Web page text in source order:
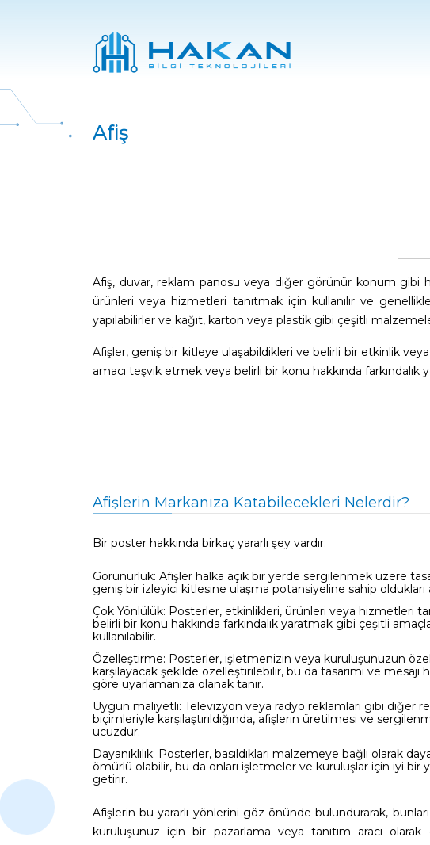
Afiş
Afiş, duvar, reklam panosu veya diğer görünür konum gibi
ürünleri veya hizmetleri tanıtmak için kullanılır ve
yapılabilirler ve kağıt, karton veya plastik gibi çeşitli
Afişler, geniş bir kitleye ulaşabildikleri ve belirli bir etkinlik veya
amacı teşvik etmek veya belirli bir konu hakkında
Afişlerin Markanıza Katabilecekleri Nelerdir?
Bir poster hakkında birkaç yararlı şey vardır:
Görünürlük: Afişler halka açık bir yerde sergilenmek üzere
geniş bir izleyici kitlesine ulaşma potansiyeline sahip oldukları
Çok Yönlülük: Posterler, etkinlikleri, ürünleri veya hizmetleri
belirli bir konu hakkında farkındalık yaratmak gibi çeşitli
kullanılabilir.
Özelleştirme: Posterler, işletmenizin veya kuruluşunuzun özel
karşılayacak şekilde özelleştirilebilir, bu da tasarımı ve mesajı
göre uyarlamanıza olanak tanır.
Uygun maliyetli: Televizyon veya radyo reklamları gibi diğer
biçimleriyle karşılaştırıldığında, afişlerin üretilmesi ve
ucuzdur.
Dayanıklılık: Posterler, basıldıkları malzemeye bağlı olarak
ömürlü olabilir, bu da onları işletmeler ve kuruluşlar için iyi bir
getirir.
Afişlerin bu yararlı yönlerini göz önünde bulundurarak,
kuruluşunuz için bir pazarlama veya tanıtım aracı